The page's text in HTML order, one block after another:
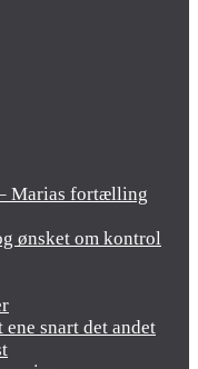
Marias fortælling
ønsket om kontrol
snart det andet